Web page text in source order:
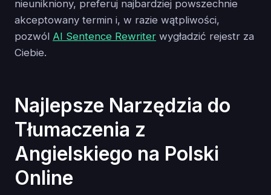
nieunikniony, preferuj najbardziej powszechnie
akceptowany termin i, w razie wątpliwości,
pozwól AI Sentence Rewriter wygładzić rejestr za
Ciebie.
Najlepsze Narzędzia do
Tłumaczenia z
Angielskiego na Polski
Online